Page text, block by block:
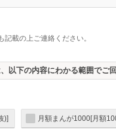
載の上ご連絡ください。
以下の内容にわかる範囲でご回
)] 月額まんが1000[月額